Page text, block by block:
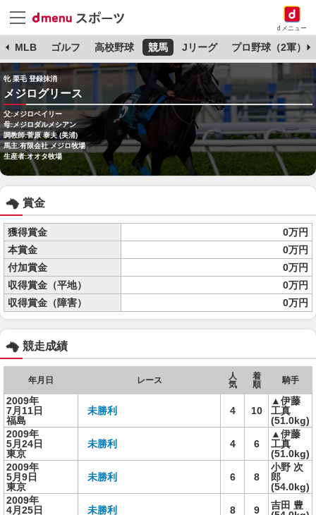
dメニュー
MLB ゴルフ 高校野球 競馬 Jリーグ プロ野球（2軍）
牝 栗毛 登録抹消
メジログリース
父:メジロベイリー
母:メジロダルメシアン
調教師:菅原 泰夫 (美浦)
馬主:有限会社 メジロ牧場
生産者:オオタ牧場
賞金
獲得賞金
0万円
本賞金
0万円
付加賞金
0万円
収得賞金（平地）
0万円
収得賞金（障害）
0万円
競走成績
年月日 レース
人
気
着
順
騎手
2009年
7月11日
福島
未勝利 4 10
▲伊藤
工真
(51.0kg)
2009年
5月24日
東京
未勝利 4 6
▲伊藤
工真
(51.0kg)
2009年
5月9日
東京
未勝利 6 8
小野 次
郎
(54.0kg)
2009年
4月25日
未勝利 8 9
吉田 豊